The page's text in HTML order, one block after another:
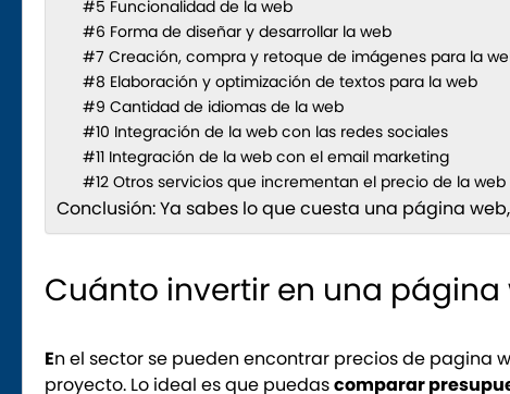
#5 Funcionalidad de la web
#6 Forma de diseñar y desarrollar la web
#7 Creación, compra y retoque de imágenes para la
#8 Elaboración y optimización de textos para la web
#9 Cantidad de idiomas de la web
#10 Integración de la web con las redes sociales
#11 Integración de la web con el email marketing
#12 Otros servicios que incrementan el precio de la web
Conclusión: Ya sabes lo que cuesta una página
Cuánto invertir en una
En el sector se pueden encontrar precios de pagina
proyecto. Lo ideal es que puedascomparar